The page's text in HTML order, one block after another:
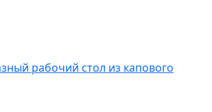
рабочий стол из капового